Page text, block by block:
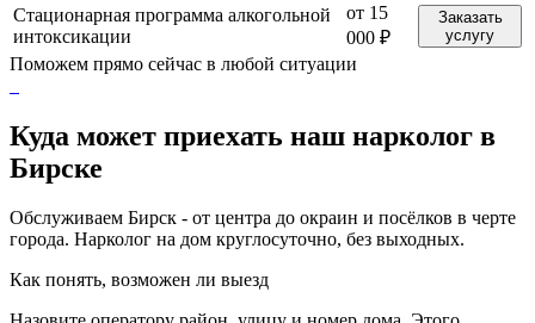
Стационарная программа алкогольной
интоксикации
от 15
000 ₽
Заказать
услугу
Поможем прямо сейчас в любой ситуации
Куда может приехать наш нарколог в
Бирске
Обслуживаем Бирск - от центра до окраин и посёлков в черте
города. Нарколог на дом круглосуточно, без выходных.
Как понять, возможен ли выезд